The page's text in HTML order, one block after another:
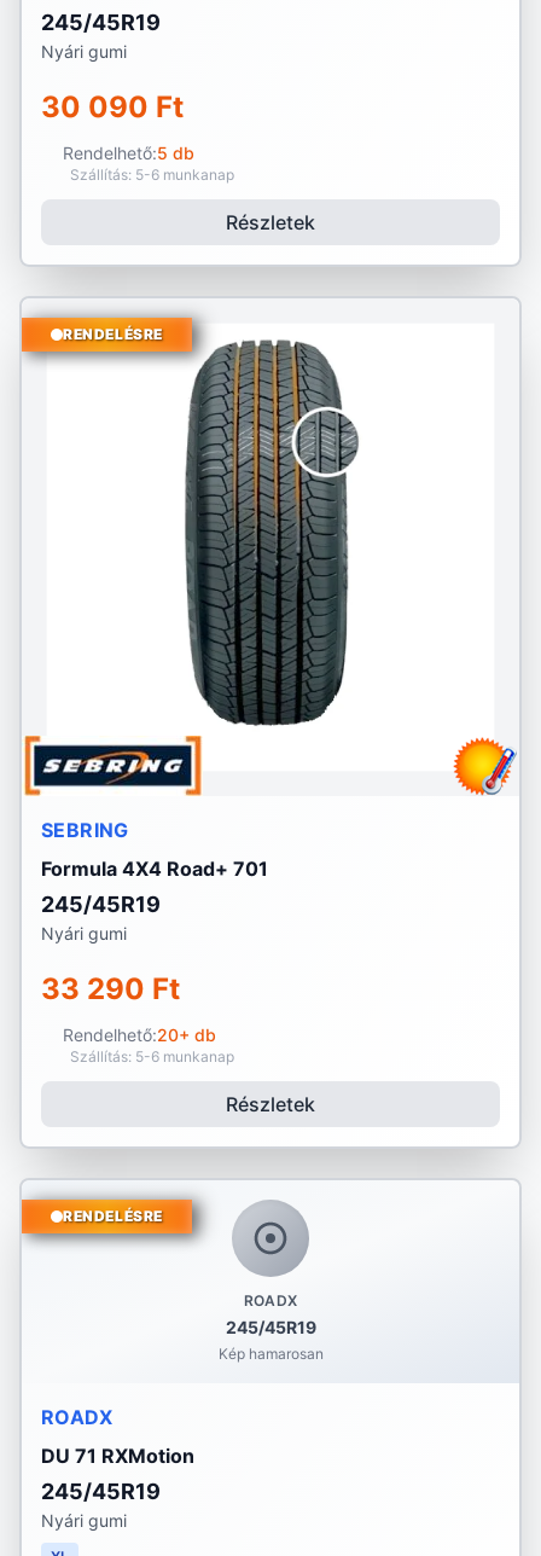
245/45R19
Nyári gumi
30 090 Ft
Rendelhető:5 db
Szállítás: 5-6 munkanap
Részletek
RENDELÉSRE
SEBRING
Formula 4X4 Road+ 701
245/45R19
Nyári gumi
33 290 Ft
Rendelhető:20+ db
Szállítás: 5-6 munkanap
Részletek
ROADX
245/45R19
Kép hamarosan
RENDELÉSRE
ROADX
DU 71 RXMotion
245/45R19
Nyári gumi